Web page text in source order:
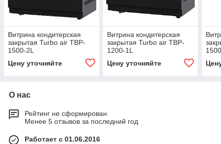
Витрина кондитерская
закрытая Turbo air TBP-
1500-2L
Цену уточняйте
Витрина кондитерская
закрытая Turbo air TBP-
1200-1L
Цену уточняйте
О нас
Рейтинг не сформирован
Менее 5 отзывов за последний год
Работает с 01.06.2016